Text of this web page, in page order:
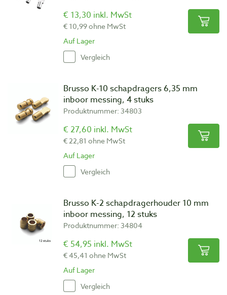
€ 13,30 inkl. MwSt
€ 10,99 ohne MwSt
Auf Lager
Vergleich
Brusso K-10 schapdragers 6,35 mm
inboor messing, 4 stuks
Produktnummer: 34803
€ 27,60 inkl. MwSt
€ 22,81 ohne MwSt
Auf Lager
Vergleich
Brusso K-2 schapdragerhouder 10 mm
inboor messing, 12 stuks
Produktnummer: 34804
€ 54,95 inkl. MwSt
€ 45,41 ohne MwSt
Auf Lager
Vergleich